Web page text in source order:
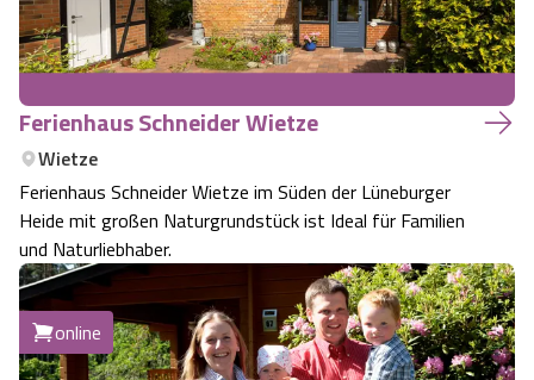
Angebote
Kontakt
Urlaub auf dem Bauernhof
Landschaftsführungen
Battle Kart Bispingen
Adventure District Bispingen
Unterkünfte
Ferienhaus Schneider Wietze
Wietze
Ferienhaus Schneider Wietze im Süden der Lüneburger
Heide mit großen Naturgrundstück ist Ideal für Familien
und Naturliebhaber.
online